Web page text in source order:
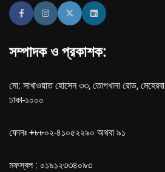
সম্পাদক ও প্রকাশক:
মো: সাখাওয়াত হোসেন ৩৩, তোপখানা রোড,
ঢাকা-১০০০
ফোনঃ +৮৮০২-৪১০৫২২৯০ অথবা ৯১
মফস্বল : ০১৯১২৩৩৪০৯৩